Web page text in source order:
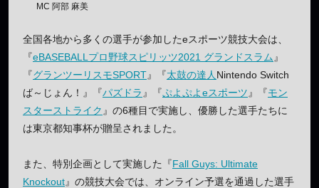
MC 阿部 麻美
全国各地から多くの選手が参加したeスポーツ競技大会は、
『eBASEBALLプロ野球スピリッツ2021 グランドスラム 』
『グランツーリスモSPORT』『太鼓の達人 Nintendo Switch
ば～じょん！』『パズドラ 』『ぷよぷよeスポーツ 』『モン
スターストライク 』の6種目で実施し、優勝した選手たちに
は東京都知事杯が贈呈されました。
また、特別企画として実施した『Fall Guys: Ultimate
Knockout』の競技大会では、オンライン予選を通過した選手